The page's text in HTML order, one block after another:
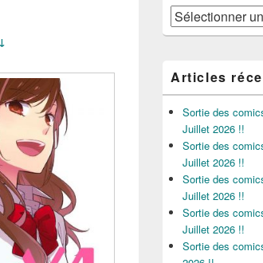
Archives
Articles
Sortie des
Juillet 2026 !!
Sortie des
Juillet 2026 !!
Sortie des
Juillet 2026 !!
Sortie des
Juillet 2026 !!
Sortie des